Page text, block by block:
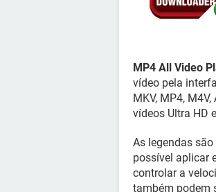
MP4 All Video
vídeo pela
MKV, MP4, M4V,
vídeos Ultra HD
As legendas
possível aplicar
controlar a
também podem